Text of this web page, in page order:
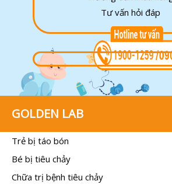
Tư vấn hỏi đáp
GOLDEN LAB
Trẻ bị táo bón
Bé bị tiêu chảy
Chữa trị bệnh tiêu chảy